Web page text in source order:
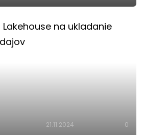
21.11.2024 0